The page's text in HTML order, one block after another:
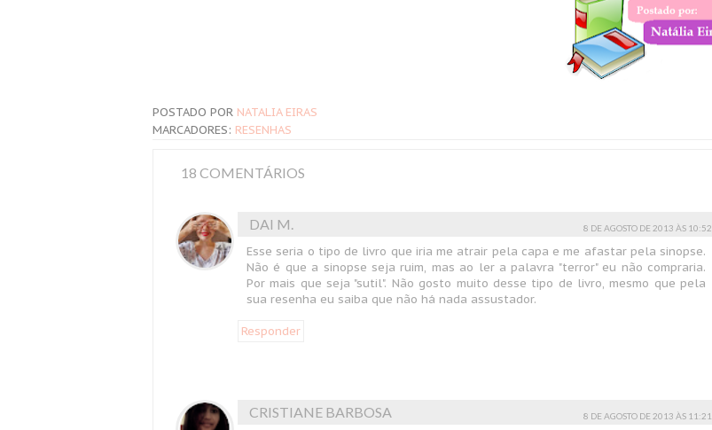
POSTADO POR NATALIA EIRAS
MARCADORES: RESENHAS
18 COMENTÁRIOS
DAI M. 8 DE AGOSTO DE 2013 ÀS 10:52
Esse seria o tipo de livro que iria me atrair pela capa e me afastar pela sinopse.
Não é que a sinopse seja ruim, mas ao ler a palavra "terror" eu não compraria.
Por mais que seja "sutil". Não gosto muito desse tipo de livro, mesmo que pela
sua resenha eu saiba que não há nada assustador.
Responder
CRISTIANE BARBOSA 8 DE AGOSTO DE 2013 ÀS 11:21